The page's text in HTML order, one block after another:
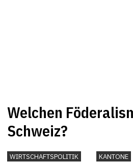
Welchen
Schweiz?
WIRTSCHAFTSPOLITIK KANTONE